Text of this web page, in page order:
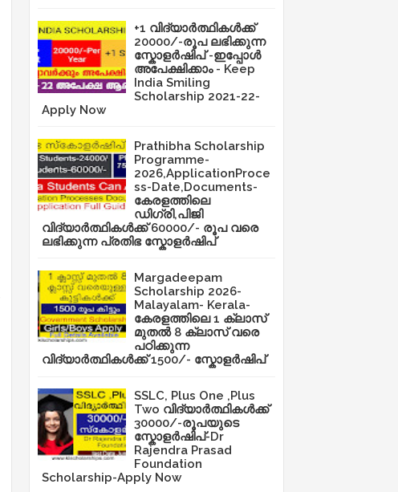
+1 വിദ്യാർത്ഥികൾക്ക്
20000/-രൂപ ലഭിക്കുന്ന
സ്കോളർഷിപ് -ഇപ്പോൾ
അപേക്ഷിക്കാം - Keep
India Smiling
Scholarship 2021-22-
Apply Now
Prathibha Scholarship
Programme-
2026,ApplicationProce
ss-Date,Documents-
കേരളത്തിലെ
ഡിഗ്രി,പിജി
വിദ്യാർത്ഥികൾക്ക് 60000/- രൂപ വരെ
ലഭിക്കുന്ന പ്രതിഭ സ്കോളർഷിപ്
Margadeepam
Scholarship 2026-
Malayalam- Kerala-
കേരളത്തിലെ 1 ക്ലാസ്
മുതൽ 8 ക്ലാസ് വരെ
പഠിക്കുന്ന
വിദ്യാർത്ഥികൾക്ക് 1500/- സ്കോളർഷിപ്
SSLC, Plus One ,Plus
Two വിദ്യാർത്ഥികൾക്ക്
30000/-രൂപയുടെ
സ്കോളർഷിപ്-Dr
Rajendra Prasad
Foundation
Scholarship-Apply Now